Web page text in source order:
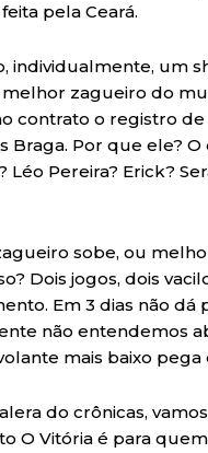
pela Ceará.
individualmente, um
melhor zagueiro do
contrato o registro
Braga. Por que ele?
Léo Pereira? Erick?
sobe, ou
Dois jogos, dois
Em 3 dias não dá
não entendemos
mais baixo pega
do crônicas,
O Vitória é para